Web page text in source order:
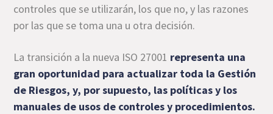
controles que se utilizarán, los que no, y las razones
por las que se toma una u otra decisión.
La transición a la nueva ISO 27001 representa una
gran oportunidad para actualizar toda la Gestión
de Riesgos, y, por supuesto, las políticas y los
manuales de usos de controles y procedimientos.